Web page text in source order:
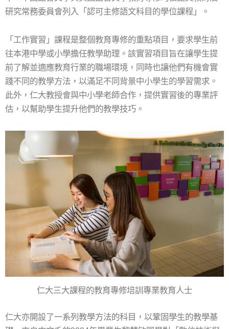
研究常務委員會列入「認可主修語文科目的學位課程」。
「工作實習」課程是整個教育專修的重點項目，要求學生前
往本港中學或小學擔任教學助理。該實習項目旨在讓學生提
前了解並適應教育行業的職場環境，同時也讓他們有機會實
踐不同的教學方法，以滿足不同背景中小學生的學習需求。
此外，仁大教授會與中小學老師合作，提供實習後的專業評
估，以幫助學生提升他們的教學技巧。
仁大三大課程的教育專修培訓專業教育人士
仁大亦開設了一系列教學方法的科目，以鞏固學生的教學基